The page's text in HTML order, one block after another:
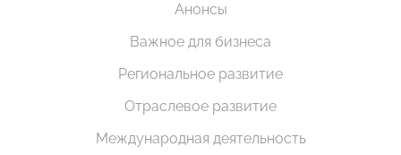
Анонсы
Важное для бизнеса
Региональное развитие
Отраслевое развитие
Международная деятельность